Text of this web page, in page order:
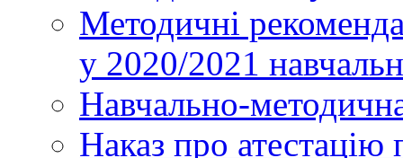
Методичні
у 2020/2021
Навчально-
Наказ про атестацію